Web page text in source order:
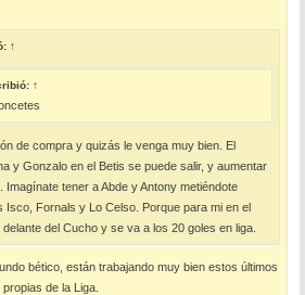
↑
↑
de compra y quizás le venga muy bien. El
y Gonzalo en el Betis se puede salir, y aumentar
Imagínate tener a Abde y Antony metiéndote
Isco, Fornals y Lo Celso. Porque para mi en el
del Cucho y se va a los 20 goles en liga.
bético, están trabajando muy bien estos últimos
de la Liga.